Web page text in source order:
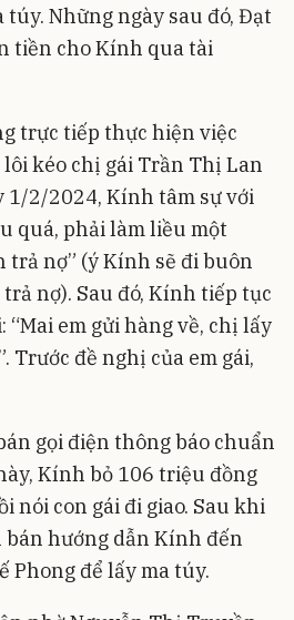
Những ngày sau đó, Đạt
tiền cho Kính qua tài
trực tiếp thực hiện việc
kéo chị gái Trần Thị Lan
1/2/2024, Kính tâm sự với
quá, phải làm liều một
trả nợ” (ý Kính sẽ đi buôn
nợ). Sau đó, Kính tiếp tục
“Mai em gửi hàng về, chị lấy
Trước đề nghị của em gái,
gọi điện thông báo chuẩn
Kính bỏ 106 triệu đồng
nói con gái đi giao. Sau khi
hướng dẫn Kính đến
Phong để lấy ma túy.